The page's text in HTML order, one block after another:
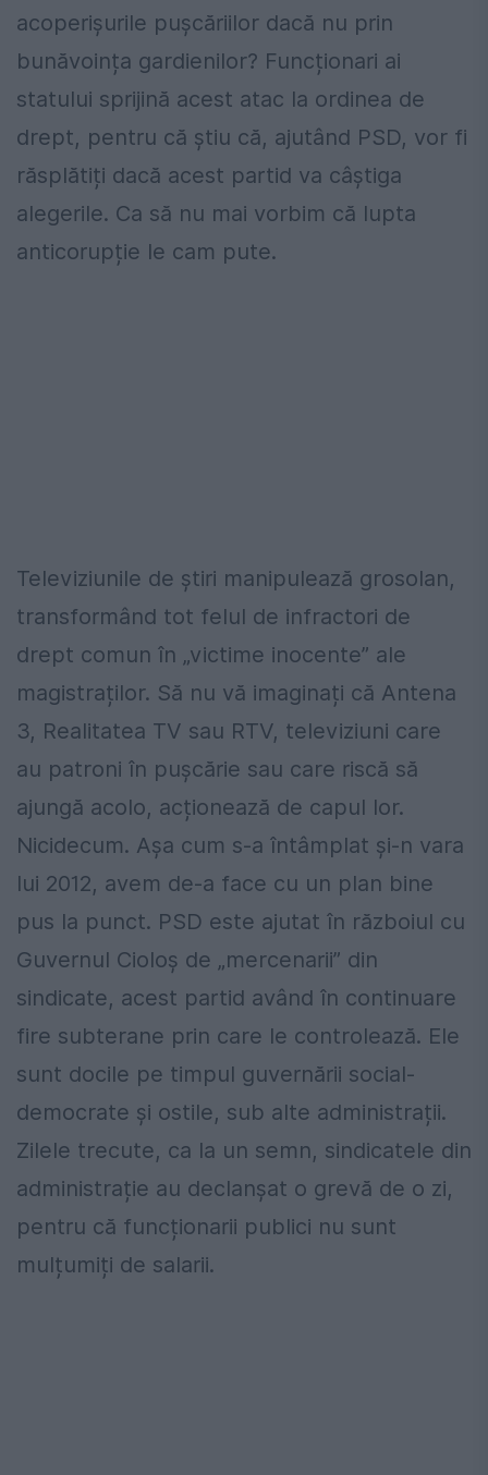
acoperișurile pușcăriilor dacă nu prin
bunăvoința gardienilor? Funcționari ai
statului sprijină acest atac la ordinea de
drept, pentru că știu că, ajutând PSD, vor fi
răsplătiți dacă acest partid va câștiga
alegerile. Ca să nu mai vorbim că lupta
anticorupție le cam pute.
Televiziunile de știri manipulează grosolan,
transformând tot felul de infractori de
drept comun în „victime inocente” ale
magistraților. Să nu vă imaginați că Antena
3, Realitatea TV sau RTV, televiziuni care
au patroni în pușcărie sau care riscă să
ajungă acolo, acționează de capul lor.
Nicidecum. Așa cum s-a întâmplat și-n vara
lui 2012, avem de-a face cu un plan bine
pus la punct. PSD este ajutat în războiul cu
Guvernul Cioloș de „mercenarii” din
sindicate, acest partid având în continuare
fire subterane prin care le controlează. Ele
sunt docile pe timpul guvernării social-
democrate și ostile, sub alte administrații.
Zilele trecute, ca la un semn, sindicatele din
administrație au declanșat o grevă de o zi,
pentru că funcționarii publici nu sunt
mulțumiți de salarii.